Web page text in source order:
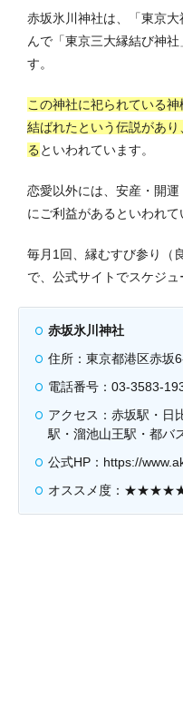
赤坂氷川神社は、「東京
んで「東京三大縁結び神
す。
この神社に祀られている
結ばれたという伝説があ
る といわれています。
恋愛以外には、安産・開
にご利益があるといわれて
毎月1回、縁むすび参り（
で、公式サイトでスケジュ
赤坂氷川神社
住所：東京都港区赤坂
電話番号：03-3583-
アクセス：赤坂駅・日
駅・溜池山王駅・都バ
公式HP：https://
オススメ度：